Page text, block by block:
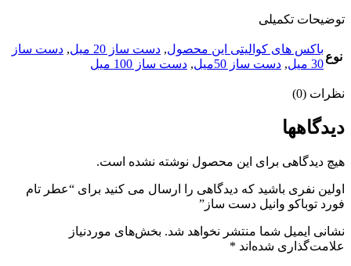
توضیحات تکمیلی
نوع
باکس های کوالیتی این محصول, دست ساز 20 میل , دست ساز
30 میل
, دست ساز 50میل , دست ساز 100 میل
نظرات (0)
دیدگاهها
هیچ دیدگاهی برای این محصول نوشته نشده است.
اولین نفری باشید که دیدگاهی را ارسال می کنید برای “عطر تام
فورد توباکو وانیل دست ساز”
نشانی ایمیل شما منتشر نخواهد شد. بخش‌های موردنیاز
علامت‌گذاری شده‌اند *